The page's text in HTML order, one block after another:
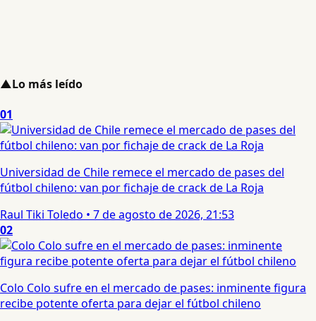
▲Lo más leído
01
Universidad de Chile remece el mercado de pases del
fútbol chileno: van por fichaje de crack de La Roja
Raul Tiki Toledo • 7 de agosto de 2026, 21:53
02
Colo Colo sufre en el mercado de pases: inminente figura
recibe potente oferta para dejar el fútbol chileno